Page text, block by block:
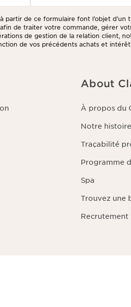
partir de ce formulaire font l’objet
de traiter votre commande, gérer
de gestion de la relation client,
de vos précédents achats et
de la vie privée.
About
À propos du
Notre histoire
Traçabilité
Programme
Spa
Trouvez une
Recrutement